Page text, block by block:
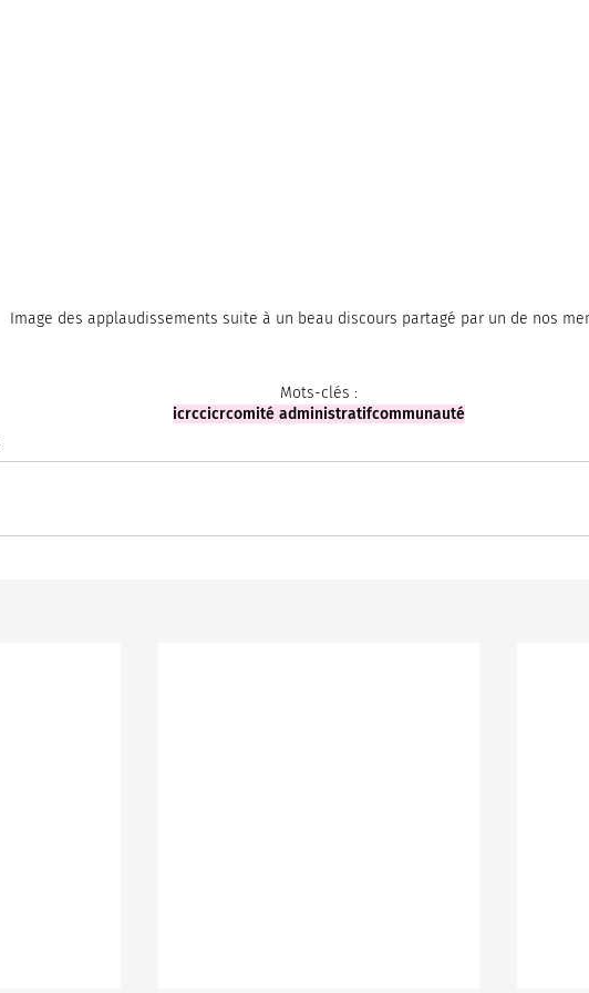
Image des applaudissements suite à un beau discours partagé par un de nos
Mots-clés :
icrccicrcomité administratifcommunauté